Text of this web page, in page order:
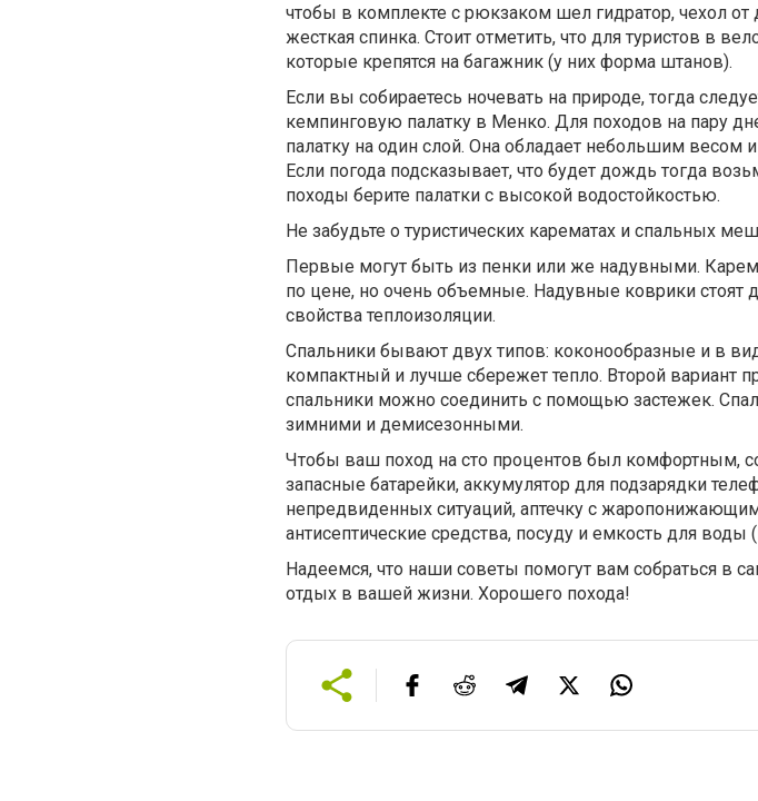
чтобы в комплекте с рюкзаком шел гидратор, чехол
жесткая спинка. Стоит отметить, что для туристов в
которые крепятся на багажник (у них форма штанов).
Если вы собираетесь ночевать на природе, тогда
кемпинговую палатку в Менко. Для походов на пару
палатку на один слой. Она обладает небольшим весом
Если погода подсказывает, что будет дождь тогда
походы берите палатки с высокой водостойкостью.
Не забудьте о туристических карематах и спальных
Первые могут быть из пенки или же надувными.
по цене, но очень объемные. Надувные коврики
свойства теплоизоляции.
Спальники бывают двух типов: коконообразные и в
компактный и лучше сбережет тепло. Второй вариант
спальники можно соединить с помощью застежек.
зимними и демисезонными.
Чтобы ваш поход на сто процентов был комфортным,
запасные батарейки, аккумулятор для подзарядки
непредвиденных ситуаций, аптечку с
антисептические средства, посуду и емкость для воды
Надеемся, что наши советы помогут вам собраться в
отдых в вашей жизни. Хорошего похода!